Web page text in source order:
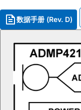
数据手册 (Rev. D)